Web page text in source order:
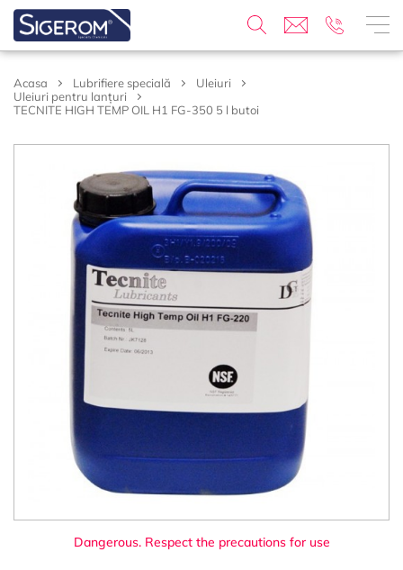
Acasa Lubrifiere specială
Uleiuri
Uleiuri pentru lanțuri
TECNITE HIGH TEMP OIL H1 FG-350 5 l butoi
Dangerous. Respect the precautions for use